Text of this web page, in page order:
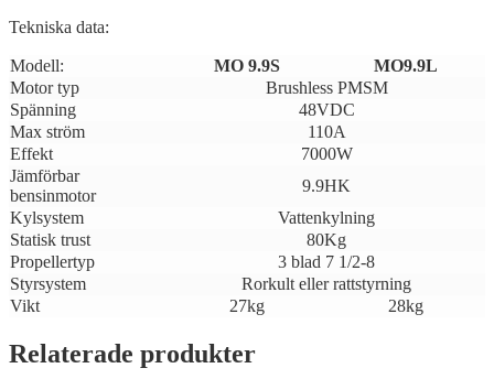
Tekniska data:
Modell: MO 9.9S
MO9.9L
Motor typ
Brushless PMSM
Spänning
48VDC
Max ström
110A
Effekt
7000W
Jämförbar
bensinmotor
9.9HK
Kylsystem
Vattenkylning
Statisk trust
80Kg
Propellertyp
3 blad 7 1/2-8
Styrsystem
Rorkult eller rattstyrning
Vikt
27kg 28kg
Relaterade produkter